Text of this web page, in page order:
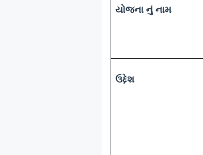
યોજના નું નામ
ઉદ્દેશ